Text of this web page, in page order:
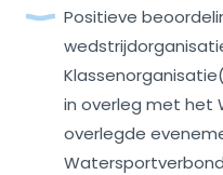
Positieve
in overleg met het
overlegde